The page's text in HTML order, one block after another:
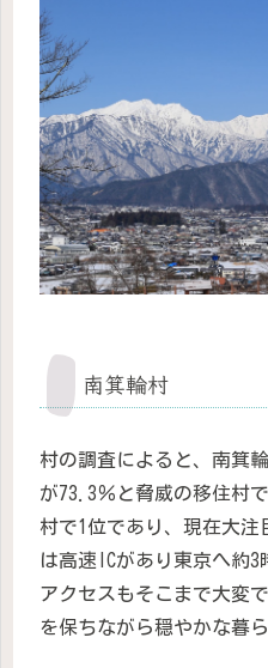
南箕輪村
村の調査によると、南箕
が73.3％と脅威の移住村
村で1位であり、現在大注
は高速ICがあり東京へ約3
アクセスもそこまで大変
を保ちながら穏やかな暮